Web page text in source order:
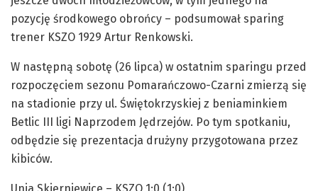
pozycję środkowego obrońcy – podsumował sparing
trener KSZO 1929 Artur Renkowski.
W następną sobotę (26 lipca) w ostatnim sparingu przed
rozpoczęciem sezonu Pomarańczowo-Czarni zmierzą się
na stadionie przy ul. Świętokrzyskiej z beniaminkiem
Betlic III ligi Naprzodem Jędrzejów. Po tym spotkaniu,
odbędzie się prezentacja drużyny przygotowana przez
kibiców.
Unia Skierniewice – KSZO 1:0 (1:0)